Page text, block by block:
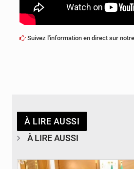
Suivez l'information en direct sur
À LIRE AUSSI
À LIRE AUSSI